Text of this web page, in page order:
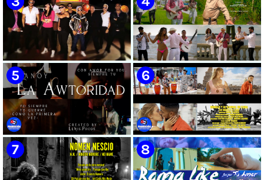
🟡 Susel Gómez (La China) ||
¨Oye Mi Leloley¨ || Director:
Onelio Jesús Larralde González
|| Música popular bailable
cubana || Videoclip || CUBA
🟢 Pirro | ¨Vuelve a mi¨ |
Videoclip | Música Urbana
Cubana | Artistas Cubanos |
Canción | CUBA
🔴 Osmani García & Varios
Artistas | ¨Chupi Chupi¨ |
Director: Joel Guilian | Videoclip
| Música Urbana Cubana |
Artistas Cubanos | Canción |
CUBA
🟡 Tico González - ¨Aunque se
pare la mula¨ - Videoclip -
Dirección: John Meriles -
Roberto C. González